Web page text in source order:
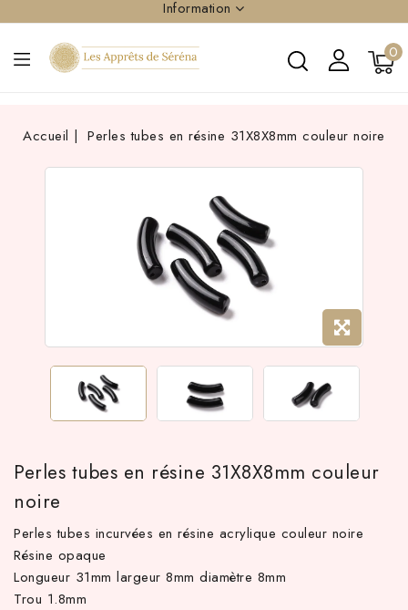
Information
0
Accueil Perles tubes en résine 31X8X8mm couleur noire
Perles tubes en résine 31X8X8mm couleur
noire
Perles tubes incurvées en résine acrylique couleur noire
Résine opaque
Longueur 31mm largeur 8mm diamètre 8mm
Trou 1.8mm